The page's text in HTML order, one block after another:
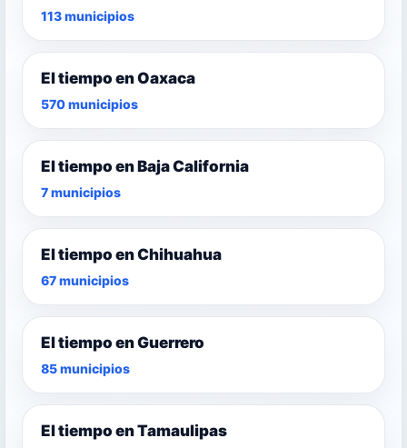
113 municipios
El tiempo en Oaxaca
570 municipios
El tiempo en Baja California
7 municipios
El tiempo en Chihuahua
67 municipios
El tiempo en Guerrero
85 municipios
El tiempo en Tamaulipas